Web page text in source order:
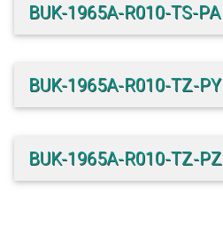
BUK-1965A-R010-TS-PA
BUK-1965A-R010-TZ-PY
BUK-1965A-R010-TZ-PZ